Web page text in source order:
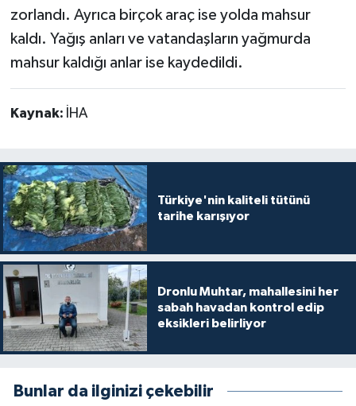
zorlandı. Ayrıca birçok araç ise yolda mahsur
kaldı. Yağış anları ve vatandaşların yağmurda
mahsur kaldığı anlar ise kaydedildi.
Kaynak: İHA
Türkiye'nin kaliteli tütünü
tarihe karışıyor
Dronlu Muhtar, mahallesini her
sabah havadan kontrol edip
eksikleri belirliyor
Bunlar da ilginizi çekebilir